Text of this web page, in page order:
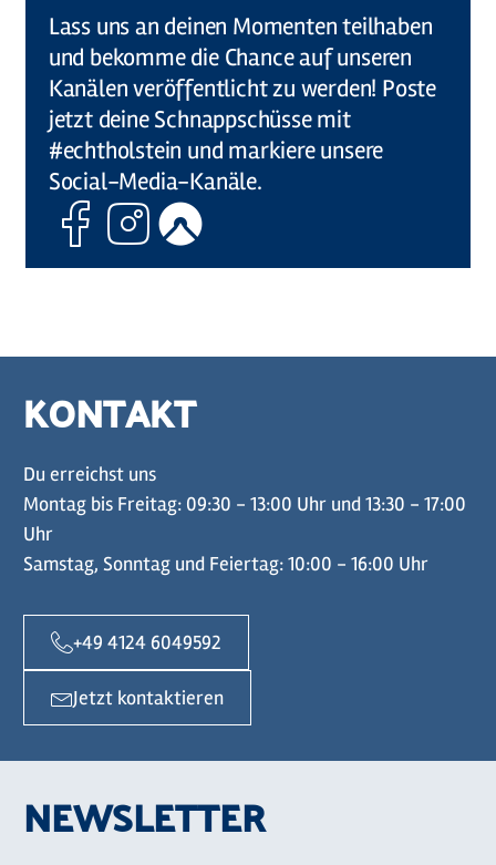
Lass uns an deinen Momenten teilhaben
und bekomme die Chance auf unseren
Kanälen veröffentlicht zu werden! Poste
jetzt deine Schnappschüsse mit
#echtholstein und markiere unsere
Social-Media-Kanäle.
FacebookInstagram
Komoot
KONTAKT
Du erreichst uns
Montag bis Freitag: 09:30 - 13:00 Uhr und 13:30 - 17:00
Uhr
Samstag, Sonntag und Feiertag: 10:00 - 16:00 Uhr
+49 4124 6049592
Jetzt kontaktieren
NEWSLETTER